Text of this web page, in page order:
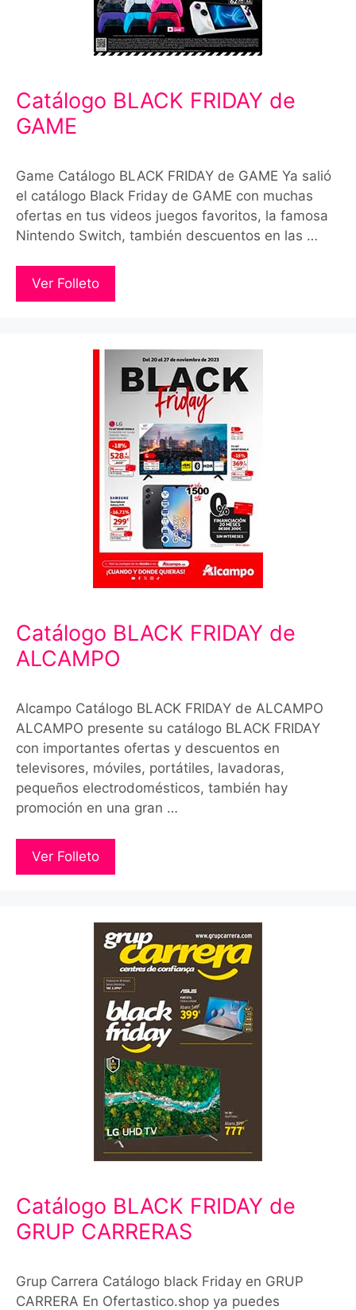
Catálogo BLACK FRIDAY de
GAME
Game Catálogo BLACK FRIDAY de GAME Ya salió
el catálogo Black Friday de GAME con muchas
ofertas en tus videos juegos favoritos, la famosa
Nintendo Switch, también descuentos en las …
Ver Folleto
Catálogo BLACK FRIDAY de
ALCAMPO
Alcampo Catálogo BLACK FRIDAY de ALCAMPO
ALCAMPO presente su catálogo BLACK FRIDAY
con importantes ofertas y descuentos en
televisores, móviles, portátiles, lavadoras,
pequeños electrodomésticos, también hay
promoción en una gran …
Ver Folleto
Catálogo BLACK FRIDAY de
GRUP CARRERAS
Grup Carrera Catálogo black Friday en GRUP
CARRERA En Ofertastico.shop ya puedes